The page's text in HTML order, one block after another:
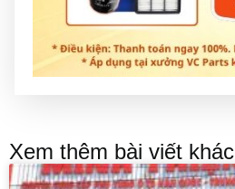
Xem thêm bài viết khác